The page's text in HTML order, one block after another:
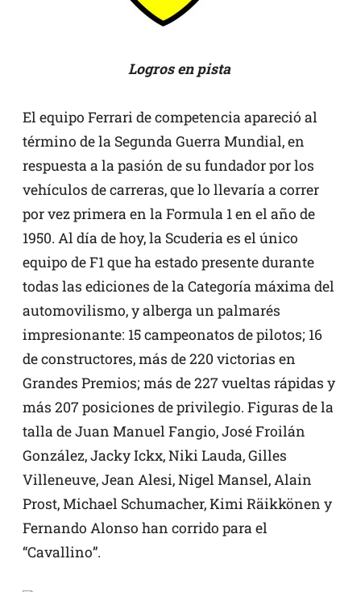
Logros en pista
El equipo Ferrari de competencia apareció al
término de la Segunda Guerra Mundial, en
respuesta a la pasión de su fundador por los
vehículos de carreras, que lo llevaría a correr
por vez primera en la Formula 1 en el año de
1950. Al día de hoy, la Scuderia es el único
equipo de F1 que ha estado presente durante
todas las ediciones de la Categoría máxima del
automovilismo, y alberga un palmarés
impresionante: 15 campeonatos de pilotos; 16
de constructores, más de 220 victorias en
Grandes Premios; más de 227 vueltas rápidas y
más 207 posiciones de privilegio. Figuras de la
talla de Juan Manuel Fangio, José Froilán
González, Jacky Ickx, Niki Lauda, Gilles
Villeneuve, Jean Alesi, Nigel Mansel, Alain
Prost, Michael Schumacher, Kimi Räikkönen y
Fernando Alonso han corrido para el
“Cavallino”.